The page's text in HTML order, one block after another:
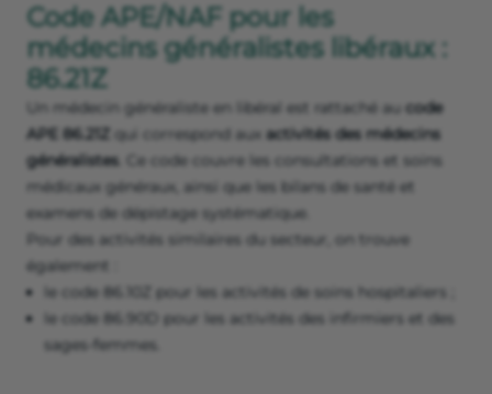
Code APE/NAF pour les
médecins généralistes libéraux :
86.21Z
Un médecin généraliste en libéral est rattaché au code
APE 86.21Z
qui correspond aux activités des médecins
généralistes. Ce code couvre les consultations et soins
médicaux généraux, ainsi que les bilans de santé et
examens de dépistage systématique.
Pour des activités similaires du secteur, on trouve
également :
le code 86.10Z pour les activités de soins hospitaliers ;
le code 86.90D pour les activités des infirmiers et des
sages-femmes.